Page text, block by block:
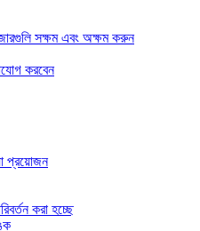
সক্ষম এবং অক্ষম করুন
করবেন
প্রয়োজন
করা হচ্ছে